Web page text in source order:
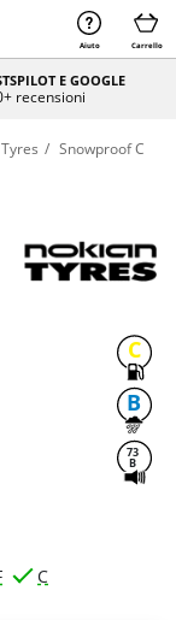
Aiuto Carrello
E GOOGLE
recensioni
Snowproof C
C
B
73
B
C